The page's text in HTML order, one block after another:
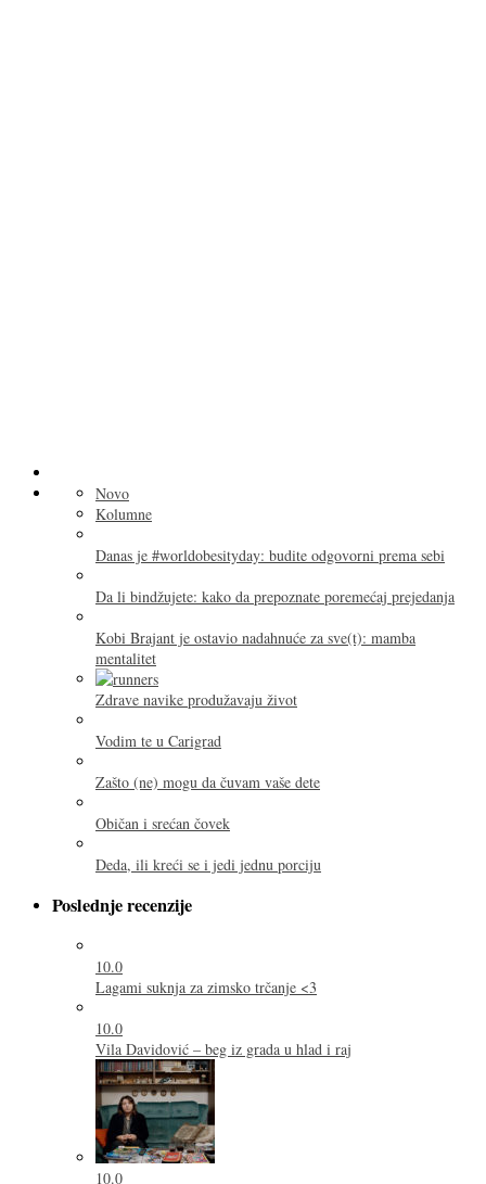
Novo
Kolumne
Danas je #worldobesityday: budite odgovorni prema sebi
Da li bindžujete: kako da prepoznate poremećaj prejedanja
Kobi Brajant je ostavio nadahnuće za sve(t): mamba
mentalitet
Zdrave navike produžavaju život
Vodim te u Carigrad
Zašto (ne) mogu da čuvam vaše dete
Običan i srećan čovek
Deda, ili kreći se i jedi jednu porciju
Poslednje recenzije
10.0
Lagami suknja za zimsko trčanje <3
10.0
Vila Davidović – beg iz grada u hlad i raj
10.0